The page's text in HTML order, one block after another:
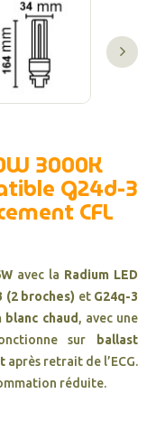
3000K
G24d-3
CFL
avec la Radium LED
(2 broches) et G24q-3
blanc chaud , avec une
sur
ballast
après retrait de l’ECG.
réduite.